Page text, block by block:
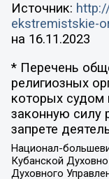
Источник:
ekstremistskie-
на 16.11.2023
* Перечень
религиозных
которых судом
законную силу
запрете
Национал-
Кубанской
Духовного